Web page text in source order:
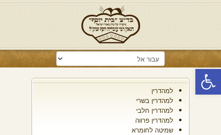
פתח סרגל נגישות
למהדרין
למהדרין בשרי
למהדרין חלבי
למהדרין פרווה
שמיטה לחומרא